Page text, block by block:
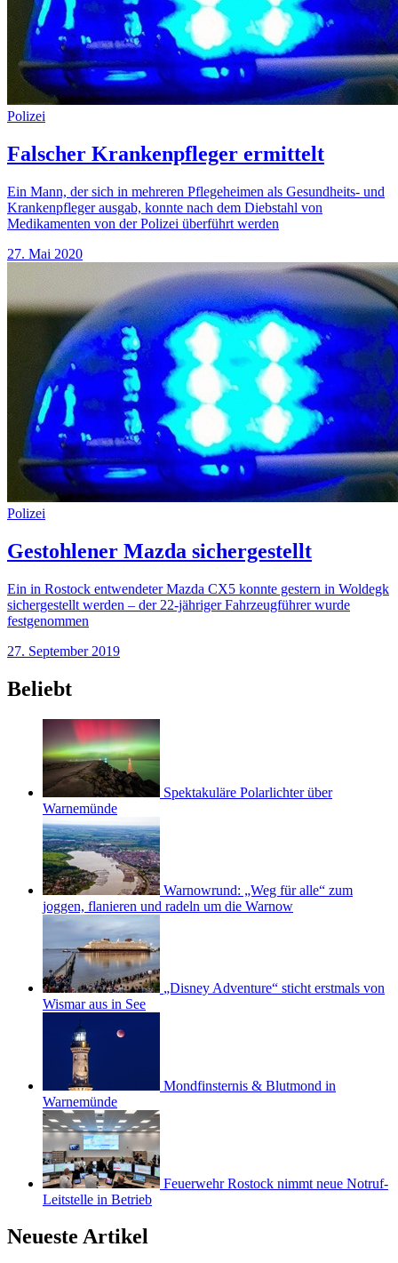
Polizei
Falscher Krankenpfleger ermittelt
Ein Mann, der sich in mehreren Pflegeheimen als Gesundheits- und
Krankenpfleger ausgab, konnte nach dem Diebstahl von
Medikamenten von der Polizei überführt werden
27. Mai 2020
Polizei
Gestohlener Mazda sichergestellt
Ein in Rostock entwendeter Mazda CX5 konnte gestern in Woldegk
sichergestellt werden – der 22-jähriger Fahrzeugführer wurde
festgenommen
27. September 2019
Beliebt
Spektakuläre Polarlichter über
Warnemünde
Warnowrund: „Weg für alle“ zum
joggen, flanieren und radeln um die Warnow
„Disney Adventure“ sticht erstmals von
Wismar aus in See
Mondfinsternis & Blutmond in
Warnemünde
Feuerwehr Rostock nimmt neue Notruf-
Leitstelle in Betrieb
Neueste Artikel